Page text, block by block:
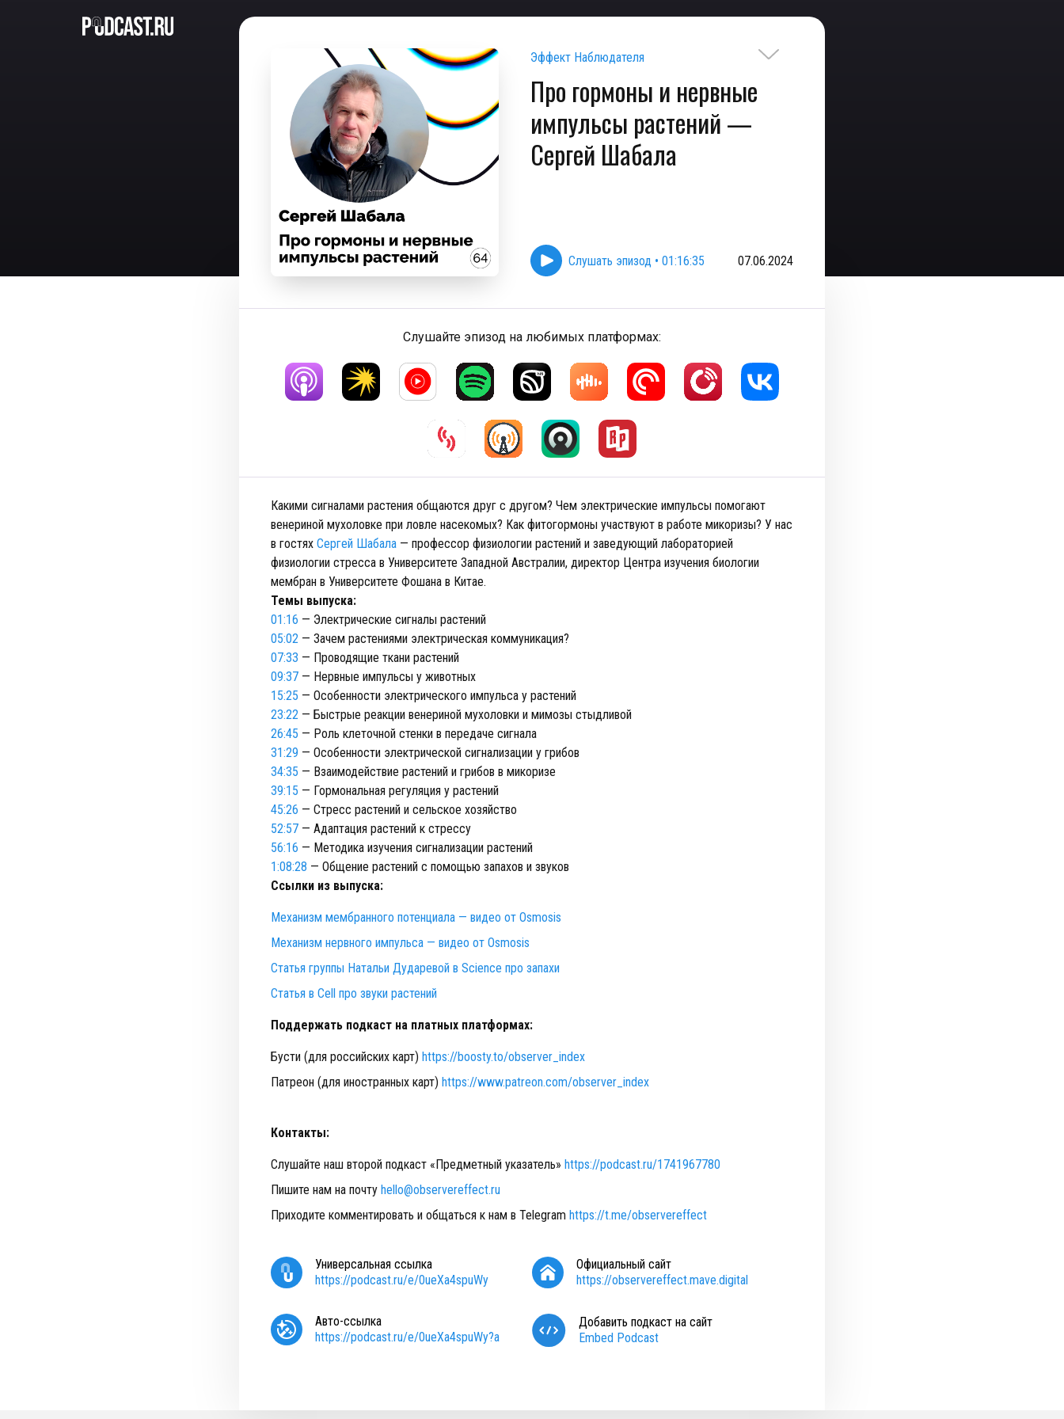
Эффект Наблюдателя
Про гормоны и нервные
импульсы растений —
Сергей Шабала
Слушать эпизод • 01:16:35 07.06.2024
Слушайте эпизод на любимых платформах:
Какими сигналами растения общаются друг с другом? Чем электрические импульсы помогают
венериной мухоловке при ловле насекомых? Как фитогормоны участвуют в работе микоризы? У нас
в гостях Сергей Шабала — профессор физиологии растений и заведующий лабораторией
физиологии стресса в Университете Западной Австралии, директор Центра изучения биологии
мембран в Университете Фошана в Китае.
Темы выпуска:
01:16 — Электрические сигналы растений
05:02 — Зачем растениями электрическая коммуникация?
07:33 — Проводящие ткани растений
09:37 — Нервные импульсы у животных
15:25 — Особенности электрического импульса у растений
23:22 — Быстрые реакции венериной мухоловки и мимозы стыдливой
26:45 — Роль клеточной стенки в передаче сигнала
31:29 — Особенности электрической сигнализации у грибов
34:35 — Взаимодействие растений и грибов в микоризе
39:15 — Гормональная регуляция у растений
45:26 — Стресс растений и сельское хозяйство
52:57 — Адаптация растений к стрессу
56:16 — Методика изучения сигнализации растений
1:08:28 — Общение растений с помощью запахов и звуков
Ссылки из выпуска:
Механизм мембранного потенциала — видео от Osmosis
Механизм нервного импульса — видео от Osmosis
Статья группы Натальи Дударевой в Science про запахи
Статья в Cell про звуки растений
Поддержать подкаст на платных платформах:
Бусти (для российских карт) https://boosty.to/observer_index
Патреон (для иностранных карт) https://www.patreon.com/observer_index
Контакты:
Слушайте наш второй подкаст «Предметный указатель» https://podcast.ru/1741967780
Пишите нам на почту hello@observereffect.ru
Приходите комментировать и общаться к нам в Telegram https://t.me/observereffect
Универсальная ссылка
https://podcast.ru/e/0ueXa4spuWy
Официальный сайт
https://observereffect.mave.digital
Авто-ссылка
https://podcast.ru/e/0ueXa4spuWy?a
Добавить подкаст на сайт
Embed Podcast